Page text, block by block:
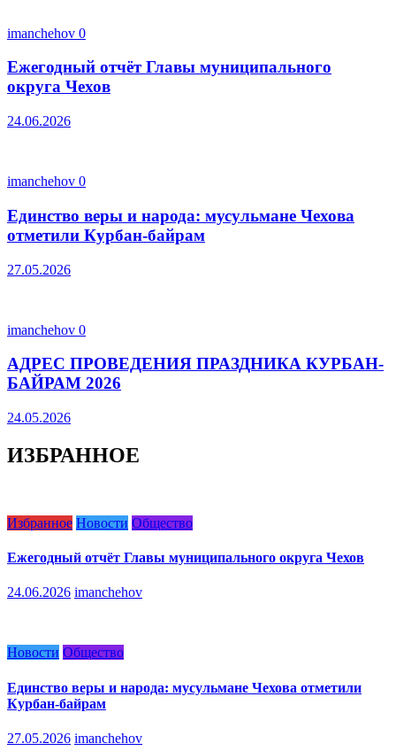
imanchehov 0
Ежегодный отчёт Главы муниципального
округа Чехов
24.06.2026
imanchehov 0
Единство веры и народа: мусульмане Чехова
отметили Курбан-байрам
27.05.2026
imanchehov 0
АДРЕС ПРОВЕДЕНИЯ ПРАЗДНИКА КУРБАН-
БАЙРАМ 2026
24.05.2026
ИЗБРАННОЕ
Избранное Новости Общество
Ежегодный отчёт Главы муниципального округа Чехов
24.06.2026 imanchehov
Новости Общество
Единство веры и народа: мусульмане Чехова отметили
Курбан-байрам
27.05.2026 imanchehov